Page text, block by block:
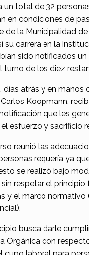
un total de 32
en condiciones de
de la Municipalidad de
su carrera en la
sido notificados
turno de los diez
días atrás y en manos
Koopmann,
que les
esfuerzo y sacrificio
reunió las
requería ya
se realizó bajo
sin respetar el
y el marco normativo
busca darle
Orgánica con